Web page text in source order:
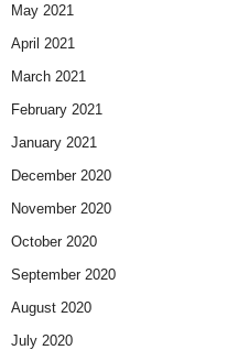
May 2021
April 2021
March 2021
February 2021
January 2021
December 2020
November 2020
October 2020
September 2020
August 2020
July 2020